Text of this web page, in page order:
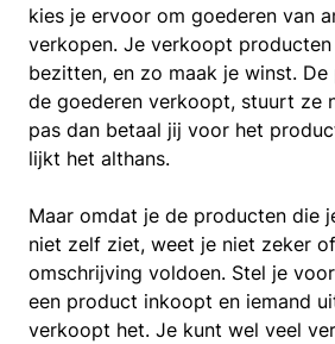
kies je ervoor om goederen van
verkopen. Je verkoopt
bezitten, en zo maak je winst.
de goederen verkoopt, stuurt ze
pas dan betaal jij voor het
lijkt het althans.
Maar omdat je de producten die
niet zelf ziet, weet je niet zeker
omschrijving voldoen. Stel je
een product inkoopt en iemand
verkoopt het. Je kunt wel veel